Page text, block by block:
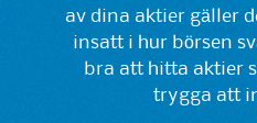
av dina aktier gäller
insatt i hur börsen
bra att hitta aktier
trygga att